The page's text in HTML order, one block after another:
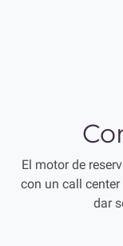
El motor de
con un call
dar